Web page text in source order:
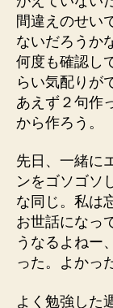
間違えのせい
ないだろうか
何度も確認し
らい気配りが
あえず２句作
から作ろう。
先日、一緒に
ンをゴソゴソ
な同じ。私は
お世話になっ
うなるよねー
った。よかっ
よく勉強した